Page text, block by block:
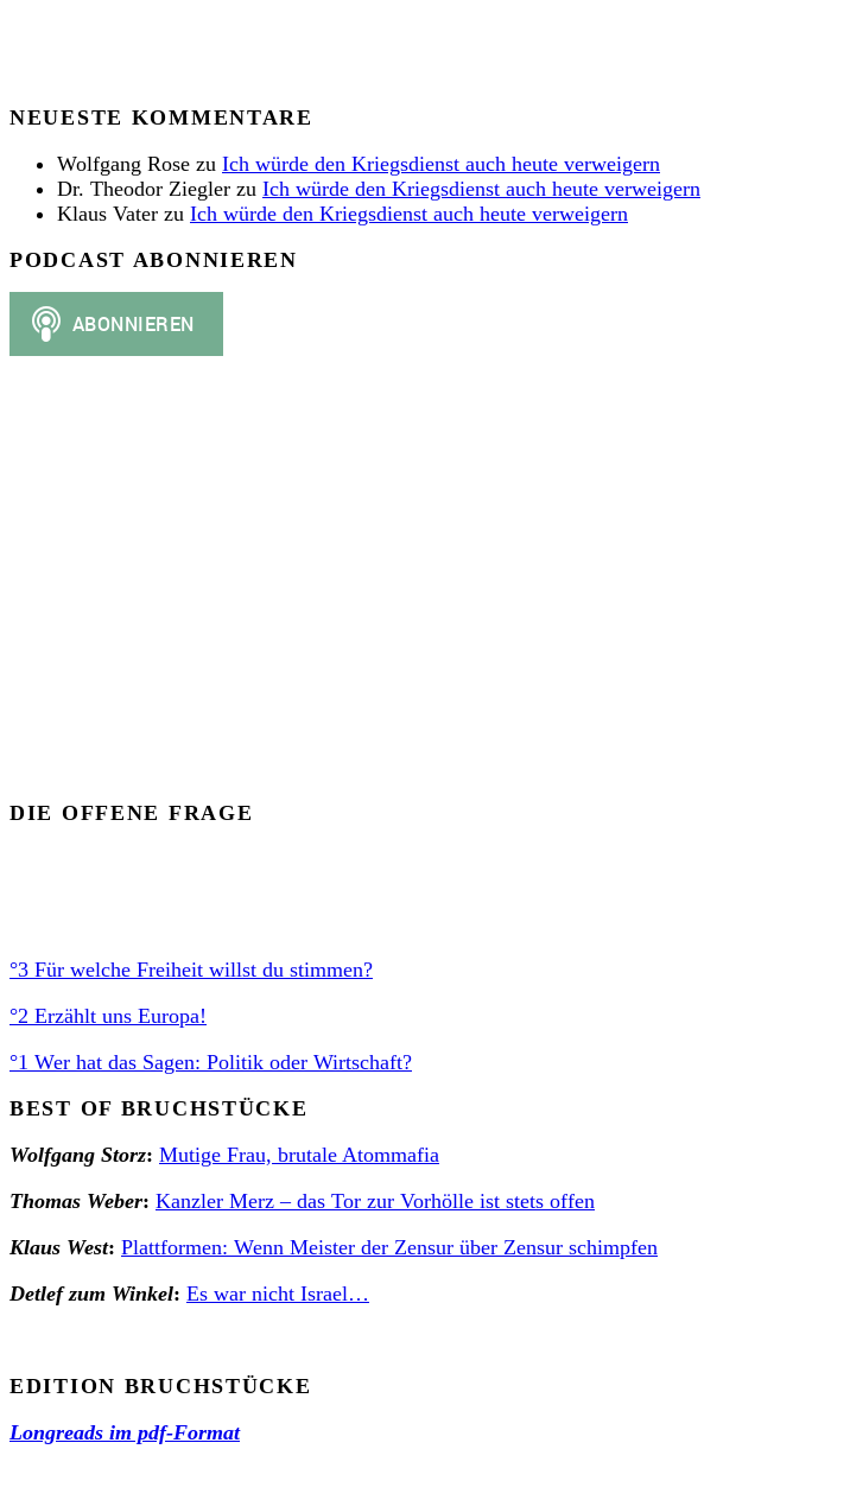
NEUESTE KOMMENTARE
Wolfgang Rose zu Ich würde den Kriegsdienst auch heute verweigern
Dr. Theodor Ziegler zu Ich würde den Kriegsdienst auch heute verweigern
Klaus Vater zu Ich würde den Kriegsdienst auch heute verweigern
PODCAST ABONNIEREN
DIE OFFENE FRAGE
°3 Für welche Freiheit willst du stimmen?
°2 Erzählt uns Europa!
°1 Wer hat das Sagen: Politik oder Wirtschaft?
BEST OF BRUCHSTÜCKE
Wolfgang Storz: Mutige Frau, brutale Atommafia
Thomas Weber: Kanzler Merz – das Tor zur Vorhölle ist stets offen
Klaus West: Plattformen: Wenn Meister der Zensur über Zensur schimpfen
Detlef zum Winkel: Es war nicht Israel…
EDITION BRUCHSTÜCKE
Longreads im pdf-Format